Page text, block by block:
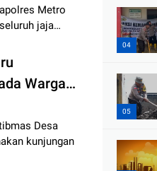
Metro
jaja…
Warga
Desa
kunjungan